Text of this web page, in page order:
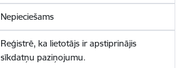
Nepieciešams
Reģistrē, ka lietotājs ir apstiprinājis
sīkdatņu paziņojumu.